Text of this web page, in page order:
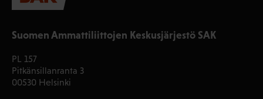
Suomen Ammattiliittojen Keskusjärjestö SAK
PL 157
Pitkänsillanranta 3
00530 Helsinki